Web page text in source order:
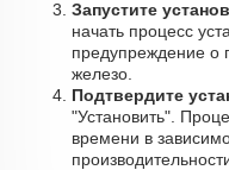
Запустите
начать процесс
предупреждение о
железо.
Подтвердите
"Установить".
времени в